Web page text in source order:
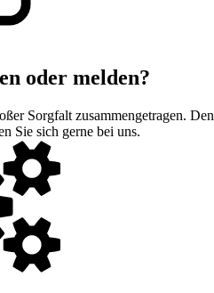
oder melden?
Sorgfalt zusammengetragen.
Sie sich gerne bei uns.